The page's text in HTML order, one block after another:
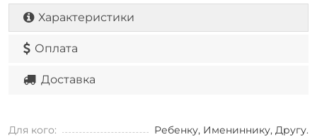
Характеристики
Оплата
Доставка
Для кого:
Ребенку, Имениннику, Другу.